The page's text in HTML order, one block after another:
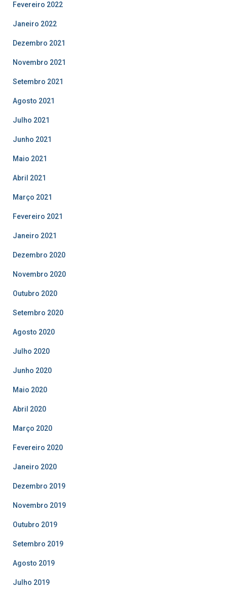
Fevereiro 2022
Janeiro 2022
Dezembro 2021
Novembro 2021
Setembro 2021
Agosto 2021
Julho 2021
Junho 2021
Maio 2021
Abril 2021
Março 2021
Fevereiro 2021
Janeiro 2021
Dezembro 2020
Novembro 2020
Outubro 2020
Setembro 2020
Agosto 2020
Julho 2020
Junho 2020
Maio 2020
Abril 2020
Março 2020
Fevereiro 2020
Janeiro 2020
Dezembro 2019
Novembro 2019
Outubro 2019
Setembro 2019
Agosto 2019
Julho 2019